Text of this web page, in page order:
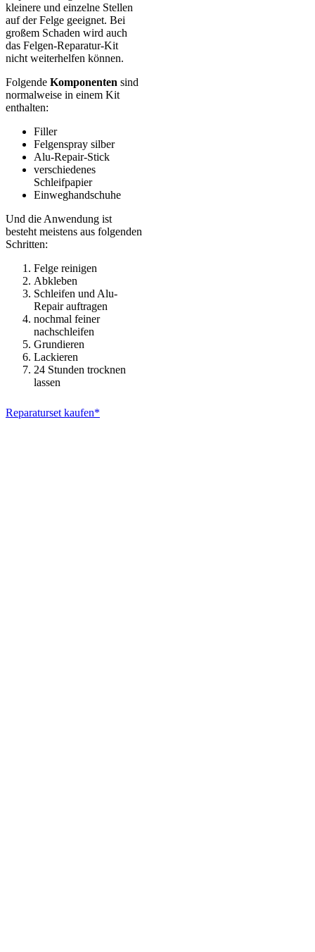
kleinere und einzelne Stellen
auf der Felge geeignet. Bei
großem Schaden wird auch
das Felgen-Reparatur-Kit
nicht weiterhelfen können.
Folgende Komponenten sind
normalweise in einem Kit
enthalten:
Filler
Felgenspray silber
Alu-Repair-Stick
verschiedenes
Schleifpapier
Einweghandschuhe
Und die Anwendung ist
besteht meistens aus folgenden
Schritten:
Felge reinigen
Abkleben
Schleifen und Alu-
Repair auftragen
nochmal feiner
nachschleifen
Grundieren
Lackieren
24 Stunden trocknen
lassen
Reparaturset kaufen*